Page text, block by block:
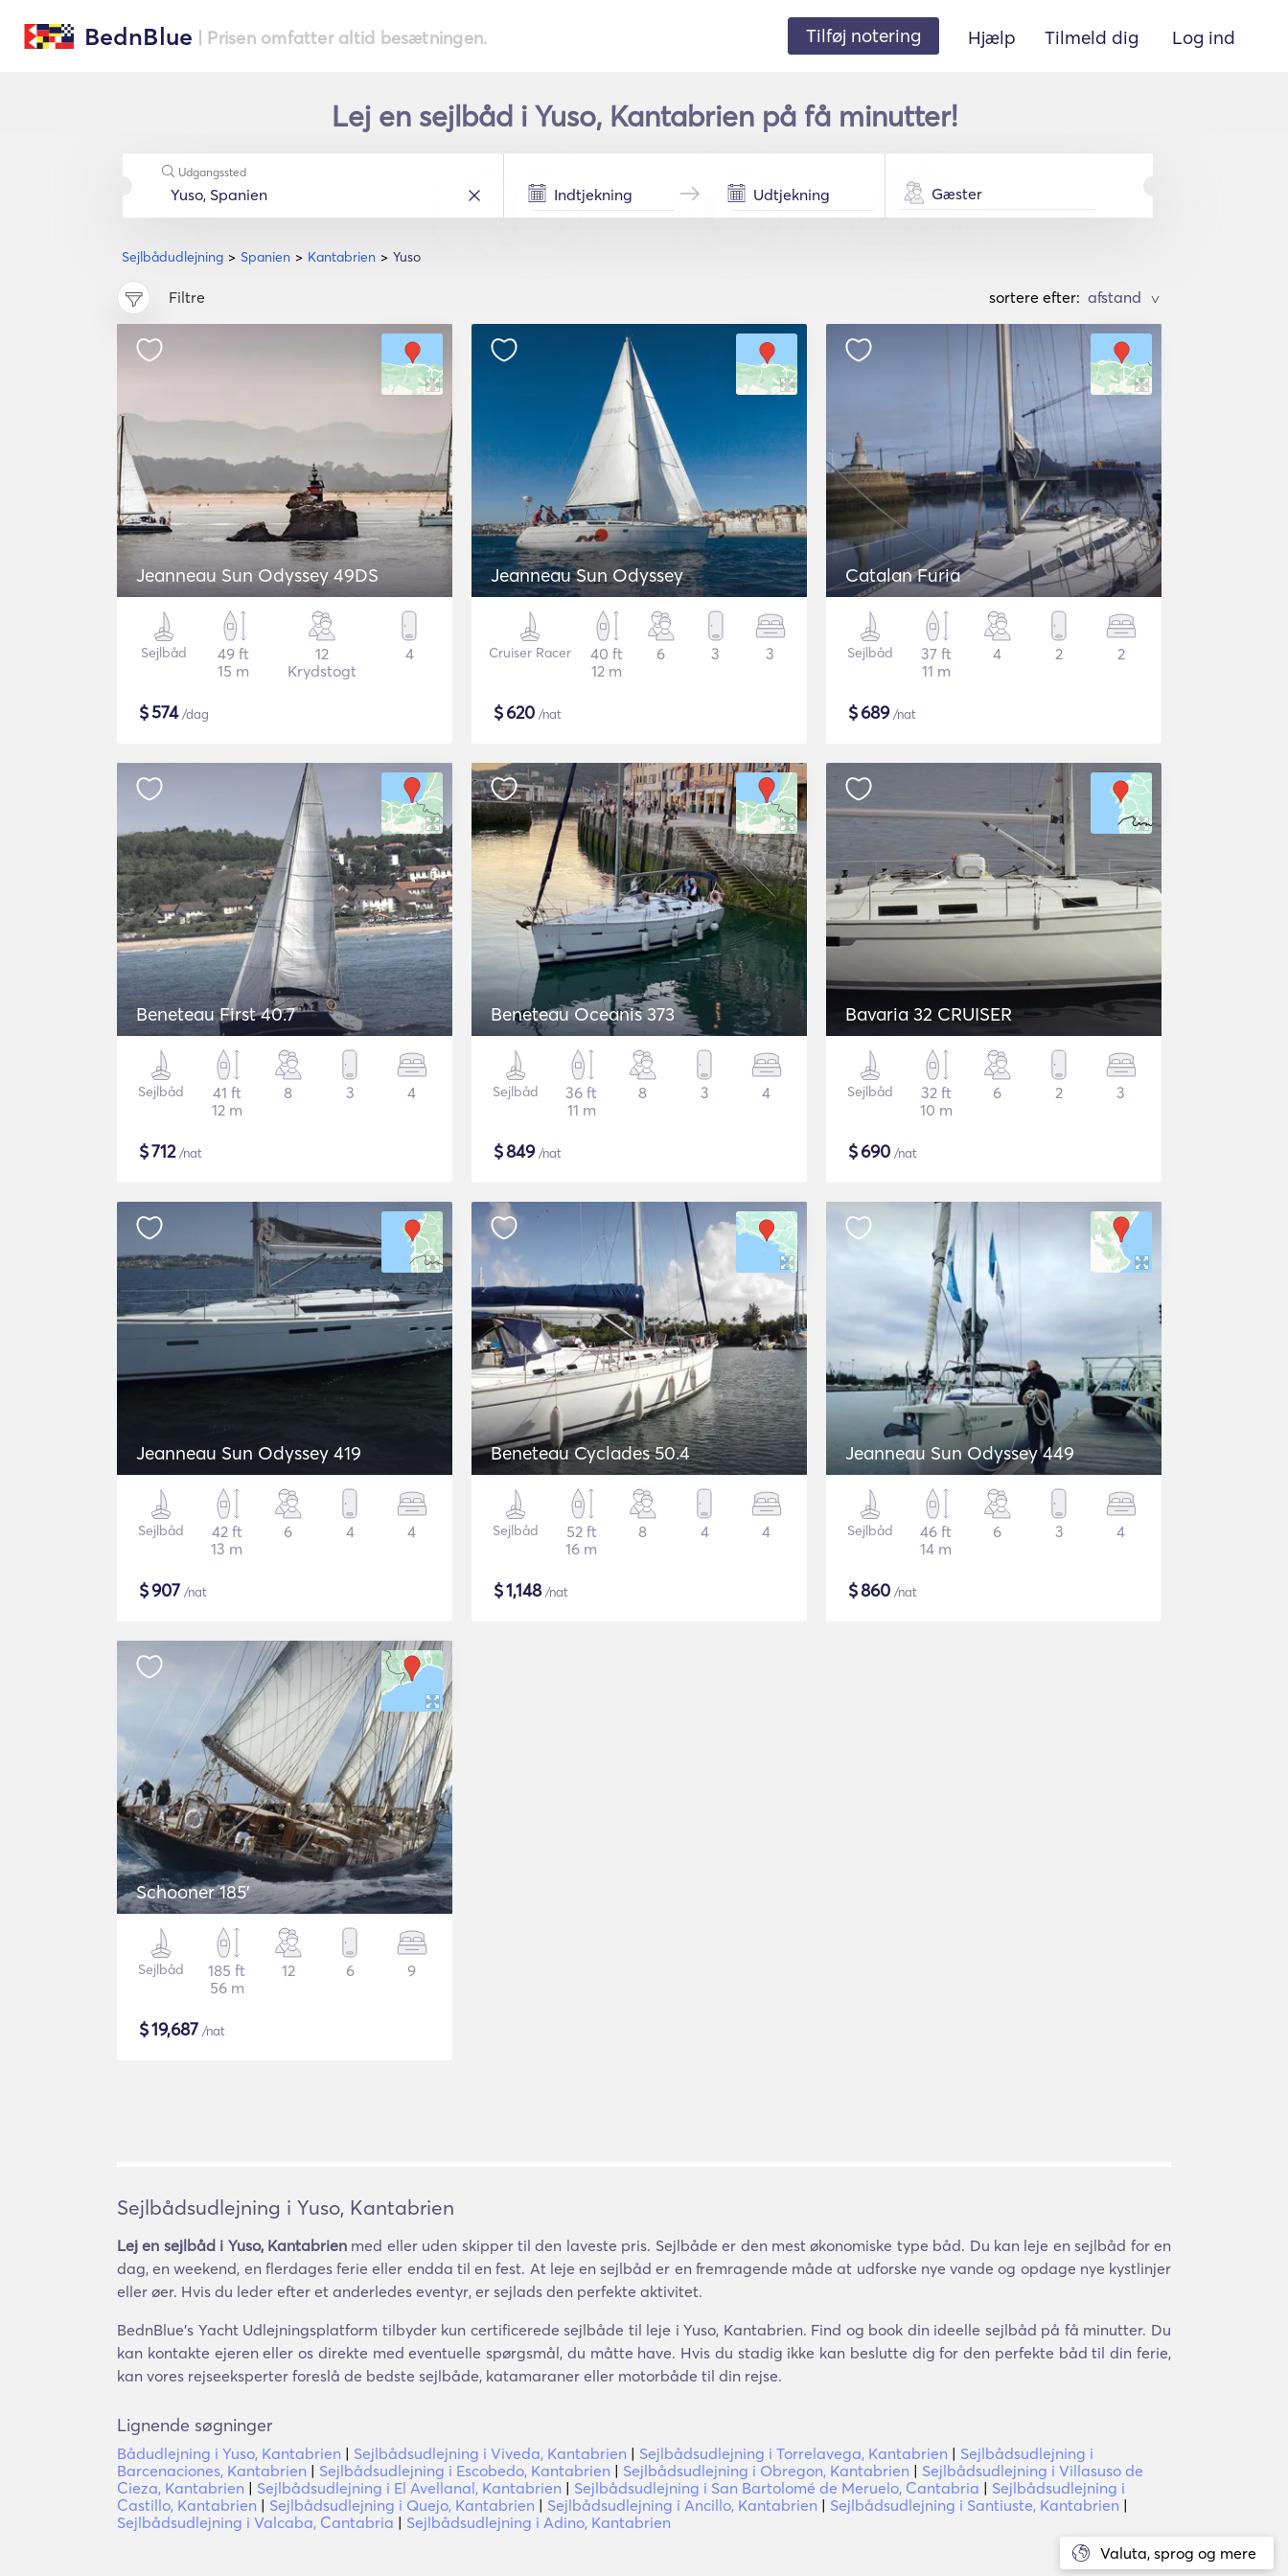
BednBlue | Prisen omfatter altid besætningen. Tilføj notering Hjælp Tilmeld dig Log ind
Lej en sejlbåd i Yuso, Kantabrien på få minutter!
Sejlbådudlejning Spanien Kantabrien Yuso
Udgangssted
Gæster
Filtre sortere efter: >
Jeanneau Sun Odyssey 49DS
Sejlbåd
49 ft
15 m
12
Krydstogt
4
$574/dag
Jeanneau Sun Odyssey
Cruiser Racer
40 ft
12 m
6 3 3
$620 /nat
Catalan Furia
Sejlbåd
37 ft
11 m
4 2 2
$689/nat
Beneteau First 40.7
Sejlbåd
41 ft
12 m
8 3 4
$712/nat
Beneteau Oceanis 373
Sejlbåd
36 ft
11 m
8 3 4
$849/nat
Bavaria 32 CRUISER
Sejlbåd
32 ft
10 m
6 2 3
$690 /nat
Jeanneau Sun Odyssey 419
Sejlbåd
42 ft
13 m
6 4 4
$907 /nat
Beneteau Cyclades 50.4
Sejlbåd
52 ft
16 m
8 4 4
$1,148/nat
Jeanneau Sun Odyssey 449
Sejlbåd
46 ft
14 m
6 3 4
$860 /nat
Schooner 185'
Sejlbåd
185 ft
56 m
12 6 9
$19,687 /nat
Valuta, sprog og mere
Sejlbådsudlejning i Yuso, Kantabrien
Lej en sejlbåd i Yuso, Kantabrien med eller uden skipper til den laveste pris. Sejlbåde er den mest økonomiske type båd. Du kan leje en sejlbåd for en
dag, en weekend, en flerdages ferie eller endda til en fest. At leje en sejlbåd er en fremragende måde at udforske nye vande og opdage nye kystlinjer
eller øer. Hvis du leder efter et anderledes eventyr, er sejlads den perfekte aktivitet.
BednBlue's Yacht Udlejningsplatform tilbyder kun certificerede sejlbåde til leje i Yuso, Kantabrien. Find og book din ideelle sejlbåd på få minutter. Du
kan kontakte ejeren eller os direkte med eventuelle spørgsmål, du måtte have. Hvis du stadig ikke kan beslutte dig for den perfekte båd til din ferie,
kan vores rejseeksperter foreslå de bedste sejlbåde, katamaraner eller motorbåde til din rejse.
Lignende søgninger
Bådudlejning i Yuso, Kantabrien | Sejlbådsudlejning i Viveda, Kantabrien | Sejlbådsudlejning i Torrelavega, Kantabrien | Sejlbådsudlejning i
Barcenaciones, Kantabrien | Sejlbådsudlejning i Escobedo, Kantabrien | Sejlbådsudlejning i Obregon, Kantabrien | Sejlbådsudlejning i Villasuso de
Cieza, Kantabrien | Sejlbådsudlejning i El Avellanal, Kantabrien | Sejlbådsudlejning i San Bartolomé de Meruelo, Cantabria | Sejlbådsudlejning i
Castillo, Kantabrien | Sejlbådsudlejning i Quejo, Kantabrien | Sejlbådsudlejning i Ancillo, Kantabrien | Sejlbådsudlejning i Santiuste, Kantabrien |
Sejlbådsudlejning i Valcaba, Cantabria | Sejlbådsudlejning i Adino, Kantabrien